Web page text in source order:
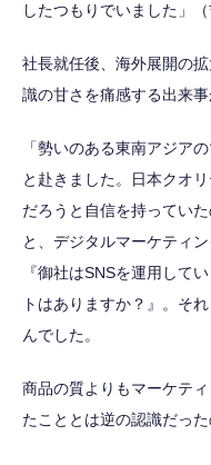
したつもりでいました」（
社長就任後、海外展開の
識の甘さを痛感する出来事
「勢いのある東南アジア
と赴きました。日本クオ
だろうと自信を持ってい
と、デジタルマーケティ
『御社はSNSを運用して
トはありますか？』。そ
んでした。
商品の質よりもマーケテ
たこととは逆の認識だった